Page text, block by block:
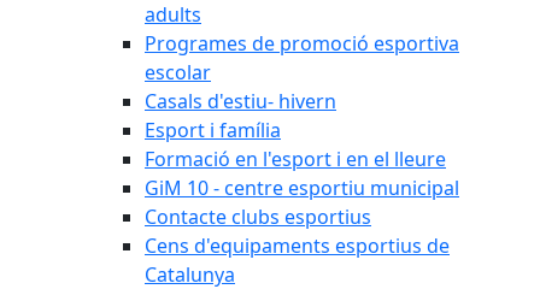
adults
Programes de promoció esportiva
escolar
Casals d'estiu- hivern
Esport i família
Formació en l'esport i en el lleure
GiM 10 - centre esportiu municipal
Contacte clubs esportius
Cens d'equipaments esportius de
Catalunya